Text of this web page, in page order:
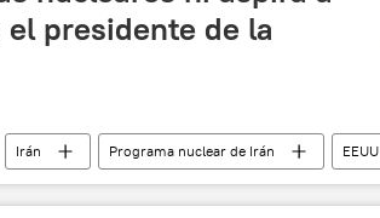
presidente de la
Irán Programa nuclear de Irán
EEUU
🛡️ Zonas de conflicto 🌍 Oriente Medio